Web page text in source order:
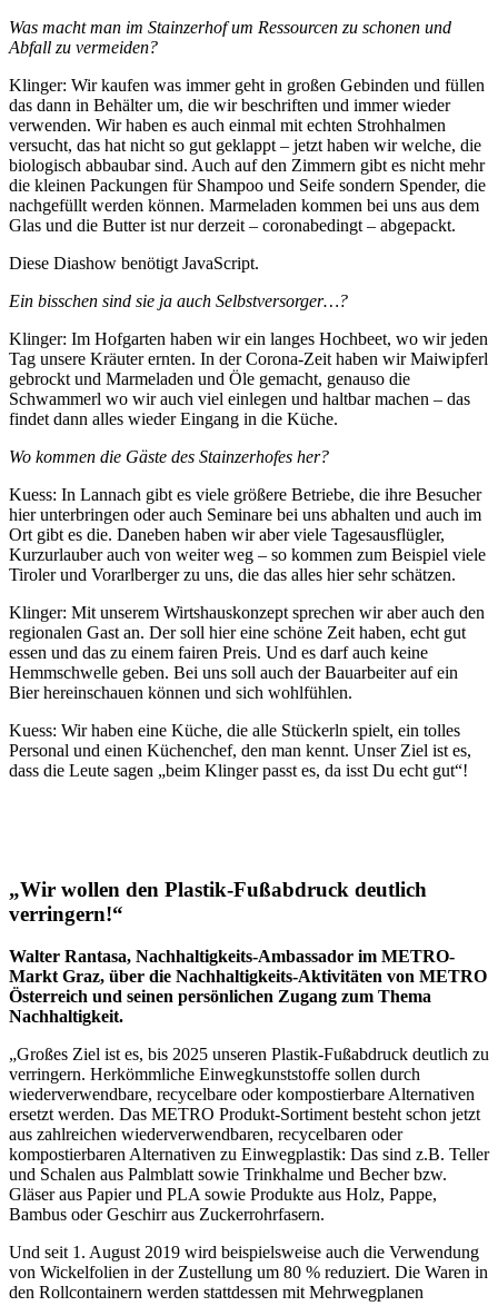
Was macht man im Stainzerhof um Ressourcen zu schonen und
Abfall zu vermeiden?
Klinger: Wir kaufen was immer geht in großen Gebinden und füllen
das dann in Behälter um, die wir beschriften und immer wieder
verwenden. Wir haben es auch einmal mit echten Strohhalmen
versucht, das hat nicht so gut geklappt – jetzt haben wir welche, die
biologisch abbaubar sind. Auch auf den Zimmern gibt es nicht mehr
die kleinen Packungen für Shampoo und Seife sondern Spender, die
nachgefüllt werden können. Marmeladen kommen bei uns aus dem
Glas und die Butter ist nur derzeit – coronabedingt – abgepackt.
Diese Diashow benötigt JavaScript.
Ein bisschen sind sie ja auch Selbstversorger…?
Klinger: Im Hofgarten haben wir ein langes Hochbeet, wo wir jeden
Tag unsere Kräuter ernten. In der Corona-Zeit haben wir Maiwipferl
gebrockt und Marmeladen und Öle gemacht, genauso die
Schwammerl wo wir auch viel einlegen und haltbar machen – das
findet dann alles wieder Eingang in die Küche.
Wo kommen die Gäste des Stainzerhofes her?
Kuess: In Lannach gibt es viele größere Betriebe, die ihre Besucher
hier unterbringen oder auch Seminare bei uns abhalten und auch im
Ort gibt es die. Daneben haben wir aber viele Tagesausflügler,
Kurzurlauber auch von weiter weg – so kommen zum Beispiel viele
Tiroler und Vorarlberger zu uns, die das alles hier sehr schätzen.
Klinger: Mit unserem Wirtshauskonzept sprechen wir aber auch den
regionalen Gast an. Der soll hier eine schöne Zeit haben, echt gut
essen und das zu einem fairen Preis. Und es darf auch keine
Hemmschwelle geben. Bei uns soll auch der Bauarbeiter auf ein
Bier hereinschauen können und sich wohlfühlen.
Kuess: Wir haben eine Küche, die alle Stückerln spielt, ein tolles
Personal und einen Küchenchef, den man kennt. Unser Ziel ist es,
dass die Leute sagen „beim Klinger passt es, da isst Du echt gut“!
„Wir wollen den Plastik-Fußabdruck deutlich
verringern!“
Walter Rantasa, Nachhaltigkeits-Ambassador im METRO-
Markt Graz, über die Nachhaltigkeits-Aktivitäten von METRO
Österreich und seinen persönlichen Zugang zum Thema
Nachhaltigkeit.
„Großes Ziel ist es, bis 2025 unseren Plastik-Fußabdruck deutlich zu
verringern. Herkömmliche Einwegkunststoffe sollen durch
wiederverwendbare, recycelbare oder kompostierbare Alternativen
ersetzt werden. Das METRO Produkt-Sortiment besteht schon jetzt
aus zahlreichen wiederverwendbaren, recycelbaren oder
kompostierbaren Alternativen zu Einwegplastik: Das sind z.B. Teller
und Schalen aus Palmblatt sowie Trinkhalme und Becher bzw.
Gläser aus Papier und PLA sowie Produkte aus Holz, Pappe,
Bambus oder Geschirr aus Zuckerrohrfasern.
Und seit 1. August 2019 wird beispielsweise auch die Verwendung
von Wickelfolien in der Zustellung um 80 % reduziert. Die Waren in
den Rollcontainern werden stattdessen mit Mehrwegplanen